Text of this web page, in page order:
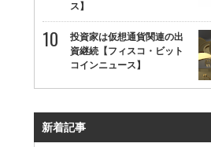
ス】
投資家は仮想通貨関連の出
資継続【フィスコ・ビット
コインニュース】
新着記事